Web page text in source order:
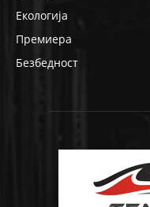
Екологија
Премиера
Безбедност